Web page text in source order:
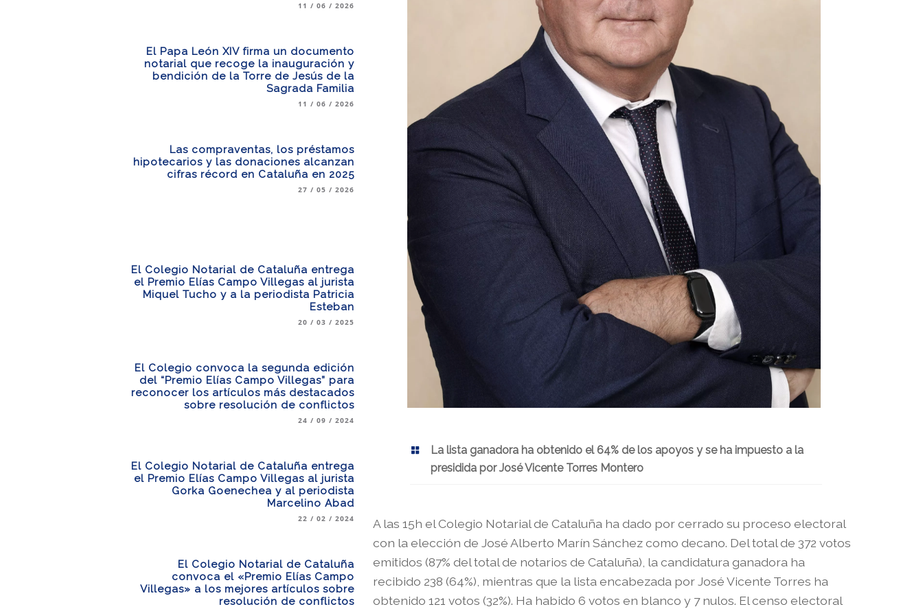
11 / 06 / 2026
El Papa León XIV firma un documento
notarial que recoge la inauguración y
bendición de la Torre de Jesús de la
Sagrada Familia
11 / 06 / 2026
Las compraventas, los préstamos
hipotecarios y las donaciones alcanzan
cifras récord en Cataluña en 2025
27 / 05 / 2026
El Colegio Notarial de Cataluña entrega
el Premio Elías Campo Villegas al jurista
Miquel Tucho y a la periodista Patricia
Esteban
20 / 03 / 2025
El Colegio convoca la segunda edición
del “Premio Elías Campo Villegas” para
reconocer los artículos más destacados
sobre resolución de conflictos
24 / 09 / 2024
El Colegio Notarial de Cataluña entrega
el Premio Elías Campo Villegas al jurista
Gorka Goenechea y al periodista
Marcelino Abad
22 / 02 / 2024
El Colegio Notarial de Cataluña
convoca el «Premio Elías Campo
Villegas» a los mejores artículos sobre
resolución de conflictos
La lista ganadora ha obtenido el 64% de los apoyos y se ha impuesto a la
presidida por José Vicente Torres Montero
A las 15h el Colegio Notarial de Cataluña ha dado por cerrado su proceso electoral
con la elección de José Alberto Marín Sánchez como decano. Del total de 372 votos
emitidos (87% del total de notarios de Cataluña), la candidatura ganadora ha
recibido 238 (64%), mientras que la lista encabezada por José Vicente Torres ha
obtenido 121 votos (32%). Ha habido 6 votos en blanco y 7 nulos. El censo electoral